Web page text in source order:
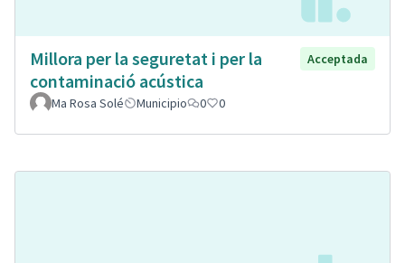
Millora per la seguretat i per la
contaminació acústica
Acceptada
Ma Rosa Solé Municipio 0 0